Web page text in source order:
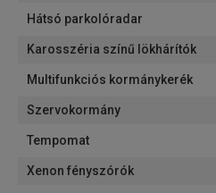
Hátsó parkolóradar
Karosszéria színű lökhárítók
Multifunkciós kormánykerék
Szervokormány
Tempomat
Xenon fényszórók